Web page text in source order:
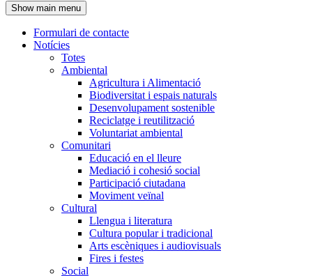
l'encapçalament
Show main menu
Navegació
principal
Formulari de contacte
Notícies
Totes
Ambiental
Agricultura i Alimentació
Biodiversitat i espais naturals
Desenvolupament sostenible
Reciclatge i reutilització
Voluntariat ambiental
Comunitari
Educació en el lleure
Mediació i cohesió social
Participació ciutadana
Moviment veïnal
Cultural
Llengua i literatura
Cultura popular i tradicional
Arts escèniques i audiovisuals
Fires i festes
Social